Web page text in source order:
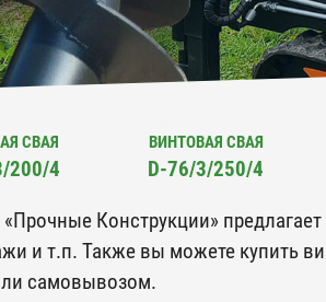
СВАЯ
200/4
ВИНТОВАЯ СВАЯ
D-76/3/250/4
Конструкции»
и т.п. Также вы можете купить
самовывозом.